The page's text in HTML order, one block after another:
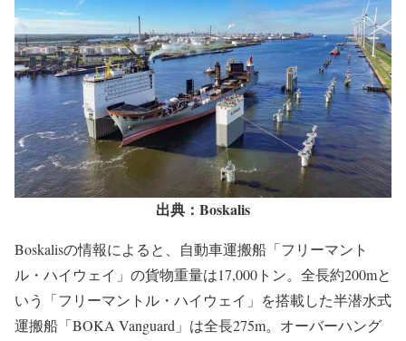
出典：Boskalis
Boskalisの情報によると、自動車運搬船「フリーマント
ル・ハイウェイ」の貨物重量は17,000トン。全長約200mと
いう「フリーマントル・ハイウェイ」を搭載した半潜水式
運搬船「BOKA Vanguard」は全長275m。オーバーハング